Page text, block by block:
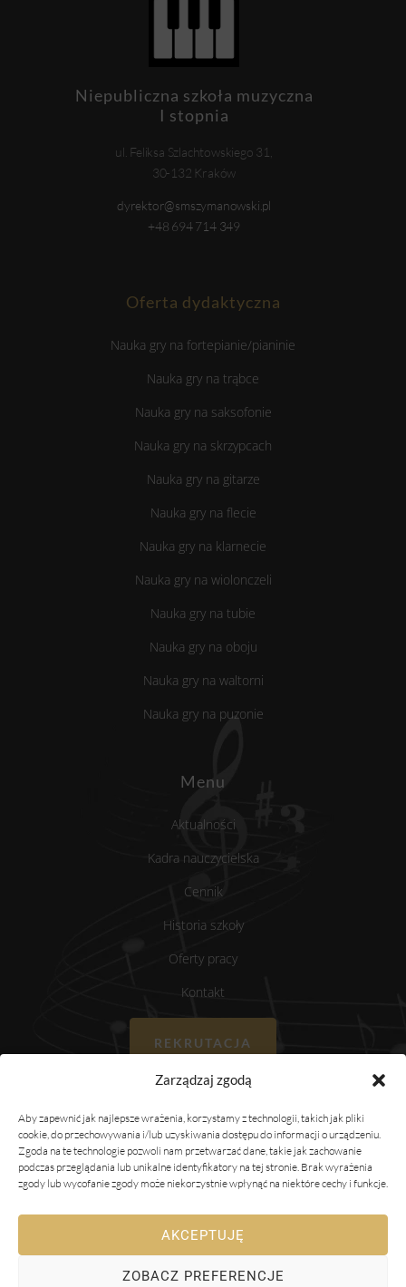
Zarządzaj zgodą
Aby zapewnić jak najlepsze wrażenia, korzystamy z technologii, takich jak pliki
cookie, do przechowywania i/lub uzyskiwania dostępu do informacji o urządzeniu.
Zgoda na te technologie pozwoli nam przetwarzać dane, takie jak zachowanie
podczas przeglądania lub unikalne identyfikatory na tej stronie. Brak wyrażenia
zgody lub wycofanie zgody może niekorzystnie wpłynąć na niektóre cechy i funkcje.
AKCEPTUJĘ
ZOBACZ PREFERENCJE
Niepubliczna szkoła muzyczna
I stopnia
ul. Feliksa Szlachtowskiego 31,
30-132 Kraków
dyrektor@smszymanowski.pl
+48 694 714 349
Oferta dydaktyczna
Nauka gry na fortepianie/pianinie
Nauka gry na trąbce
Nauka gry na saksofonie
Nauka gry na skrzypcach
Nauka gry na gitarze
Nauka gry na flecie
Nauka gry na klarnecie
Nauka gry na wiolonczeli
Nauka gry na tubie
Nauka gry na oboju
Nauka gry na waltorni
Nauka gry na puzonie
Menu
Aktualności
Kadra nauczycielska
Cennik
Historia szkoły
Oferty pracy
Kontakt
REKRUTACJA
Polityka prywatności
Statut szkoły
Plan Pracy Szkoły w roku 2025/2026